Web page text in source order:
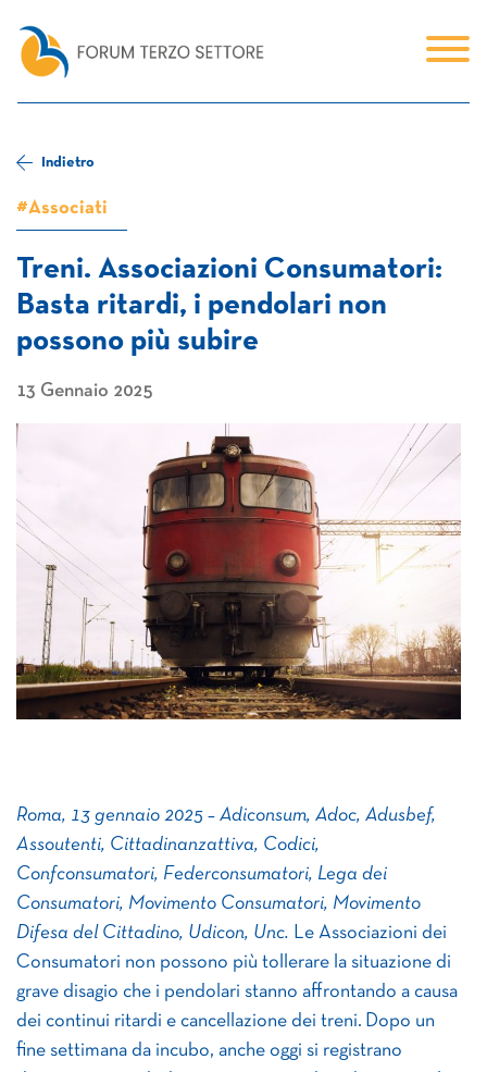
Indietro
#Associati
Treni. Associazioni Consumatori:
Basta ritardi, i pendolari non
possono più subire
13 Gennaio 2025
Roma, 13 gennaio 2025 – Adiconsum, Adoc, Adusbef,
Assoutenti, Cittadinanzattiva, Codici,
Confconsumatori, Federconsumatori, Lega dei
Consumatori, Movimento Consumatori, Movimento
Difesa del Cittadino, Udicon, Unc. Le Associazioni dei
Consumatori non possono più tollerare la situazione di
grave disagio che i pendolari stanno affrontando a causa
dei continui ritardi e cancellazione dei treni. Dopo un
fine settimana da incubo, anche oggi si registrano